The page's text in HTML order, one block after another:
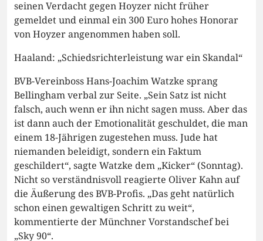
seinen Verdacht gegen Hoyzer nicht früher
gemeldet und einmal ein 300 Euro hohes Honorar
von Hoyzer angenommen haben soll.
Haaland: „Schiedsrichterleistung war ein Skandal“
BVB-Vereinboss Hans-Joachim Watzke sprang
Bellingham verbal zur Seite. „Sein Satz ist nicht
falsch, auch wenn er ihn nicht sagen muss. Aber das
ist dann auch der Emotionalität geschuldet, die man
einem 18-Jährigen zugestehen muss. Jude hat
niemanden beleidigt, sondern ein Faktum
geschildert“, sagte Watzke dem „Kicker“ (Sonntag).
Nicht so verständnisvoll reagierte Oliver Kahn auf
die Äußerung des BVB-Profis. „Das geht natürlich
schon einen gewaltigen Schritt zu weit“,
kommentierte der Münchner Vorstandschef bei
„Sky 90“.